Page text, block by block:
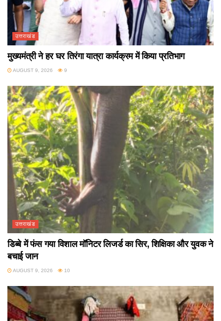
उत्तराखंड
मुख्यमंत्री ने हर घर तिरंगा यात्रा कार्यक्रम में किया प्रतिभाग
AUGUST 9, 2026 9
उत्तराखंड
डिब्बे में फंस गया विशाल मॉनिटर लिजर्ड का सिर, शिक्षिका और युवक ने
बचाई जान
AUGUST 9, 2026 10